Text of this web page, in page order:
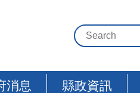
消息 縣政資訊